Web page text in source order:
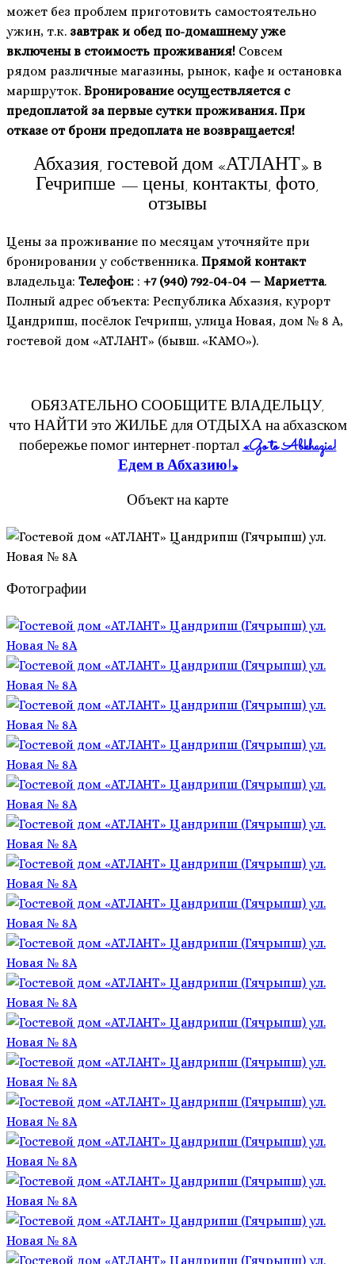
может без проблем приготовить самостоятельно
ужин, т.к. завтрак и обед по-домашнему уже
включены в стоимость проживания! Совсем
рядом различные магазины, рынок, кафе и остановка
маршруток. Бронирование осуществляется с
предоплатой за первые сутки проживания. При
отказе от брони предоплата не возвращается!
Абхазия, гостевой дом «АТЛАНТ» в
Гечрипше — цены, контакты, фото,
отзывы
Цены за проживание по месяцам уточняйте при
бронировании у собственника. Прямой контакт
владельца: Телефон: : +7 (940) 792-04-04 — Мариетта.
Полный адрес объекта: Республика Абхазия, курорт
Цандрипш, посёлок Гечрипш, улица Новая, дом № 8 А,
гостевой дом «АТЛАНТ» (бывш. «КАМО»).
ОБЯЗАТЕЛЬНО СООБЩИТЕ ВЛАДЕЛЬЦУ,
что НАЙТИ это ЖИЛЬЕ для ОТДЫХА на абхазском
побережье помог интернет-портал«Go to Abkhazia!
Едем в Абхазию!»
Объект на карте
Фотографии